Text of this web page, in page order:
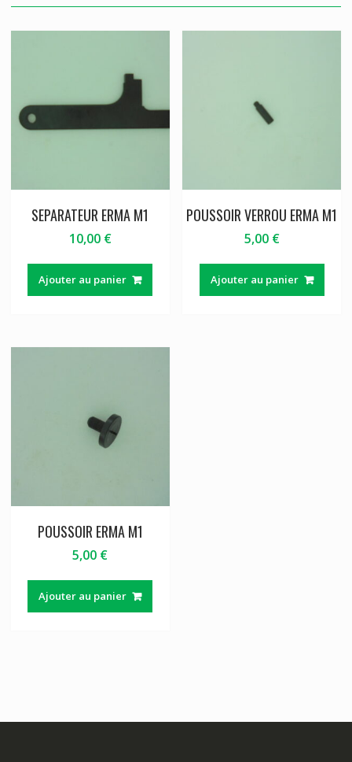
SEPARATEUR ERMA M1
10,00 €
Ajouter au panier
POUSSOIR VERROU ERMA M1
5,00 €
Ajouter au panier
POUSSOIR ERMA M1
5,00 €
Ajouter au panier